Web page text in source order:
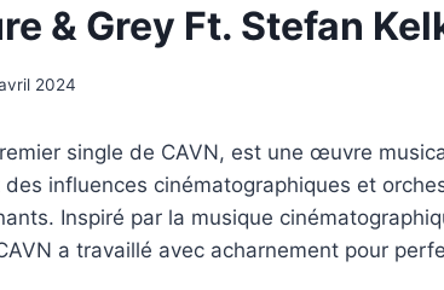
& Grey Ft. Stefan
2024
single de CAVN, est une œuvre
influences cinématographiques et
Inspiré par la musique
a travaillé avec acharnement pour